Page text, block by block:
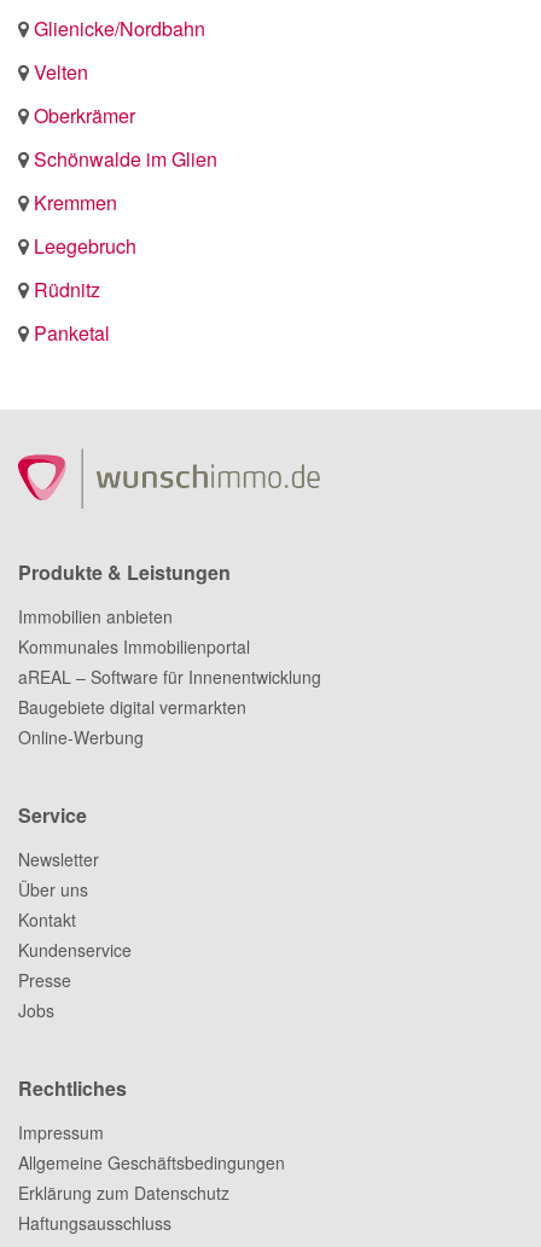
Glienicke/Nordbahn
Velten
Oberkrämer
Schönwalde im Glien
Kremmen
Leegebruch
Rüdnitz
Panketal
Produkte & Leistungen
Immobilien anbieten
Kommunales Immobilienportal
aREAL – Software für Innenentwicklung
Baugebiete digital vermarkten
Online-Werbung
Service
Newsletter
Über uns
Kontakt
Kundenservice
Presse
Jobs
Rechtliches
Impressum
Allgemeine Geschäftsbedingungen
Erklärung zum Datenschutz
Haftungsausschluss